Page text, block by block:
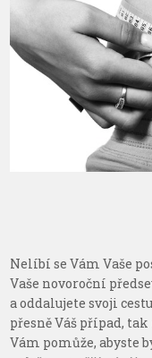
Nelíbí se Vám Vaše
Vaše novoroční
a oddalujete svoji
přesně Váš případ,
Vám pomůže, abyste